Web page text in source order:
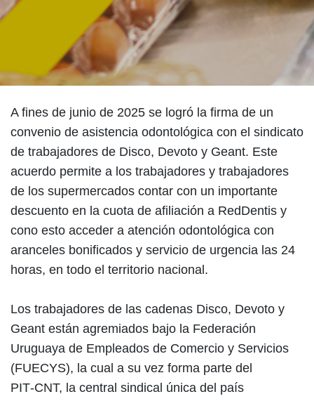
A fines de junio de 2025 se logró la firma de un
convenio de asistencia odontológica con el sindicato
de trabajadores de Disco, Devoto y Geant. Este
acuerdo permite a los trabajadores y trabajadores
de los supermercados contar con un importante
descuento en la cuota de afiliación a RedDentis y
cono esto acceder a atención odontológica con
aranceles bonificados y servicio de urgencia las 24
horas, en todo el territorio nacional.
Los trabajadores de las cadenas Disco, Devoto y
Geant están agremiados bajo la Federación
Uruguaya de Empleados de Comercio y Servicios
(FUECYS), la cual a su vez forma parte del
PIT‑CNT, la central sindical única del país